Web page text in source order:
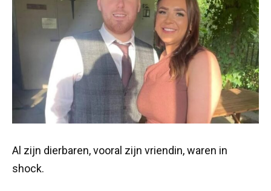
Al zijn dierbaren, vooral zijn vriendin, waren in
shock.